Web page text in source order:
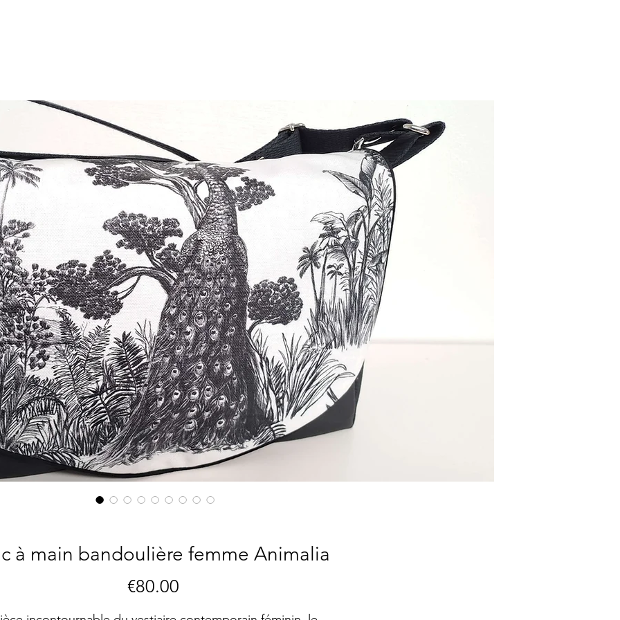
à main bandoulière femme Animalia
€80.00